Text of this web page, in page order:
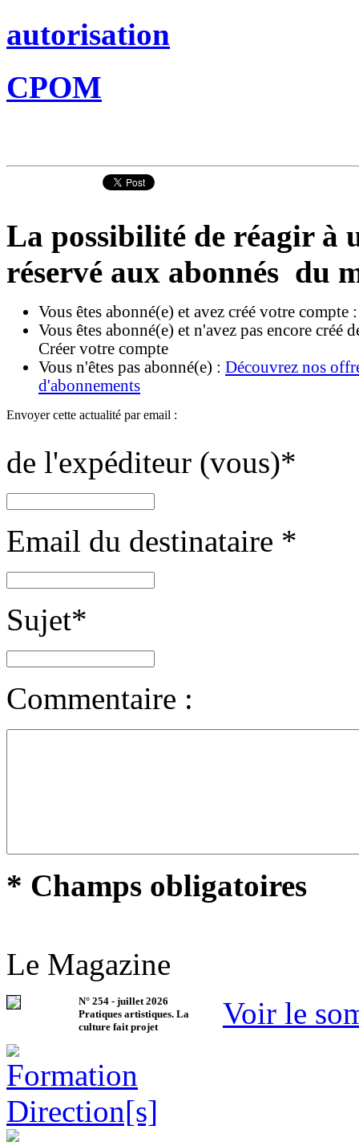
autorisation
CPOM
La possibilité de réagir à
réservé aux abonnés du
Vous êtes abonné(e) et avez créé votre compte
Vous êtes abonné(e) et n'avez pas encore créé
Créer votre compte
Vous n'êtes pas abonné(e) : Découvrez nos
d'abonnements
Envoyer cette actualité par email :
de l'expéditeur (vous)*
Email du destinataire *
Sujet*
Commentaire :
* Champs obligatoires
Le Magazine
N° 254 - juillet 2026
Pratiques artistiques. La
culture fait projet
Voir le